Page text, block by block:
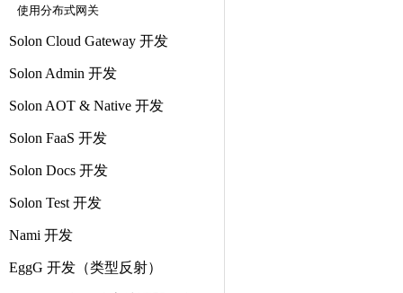
使用分布式网关
Solon Cloud Gateway 开发
Solon Admin 开发
Solon AOT & Native 开发
Solon FaaS 开发
Solon Docs 开发
Solon Test 开发
Nami 开发
EggG 开发（类型反射）